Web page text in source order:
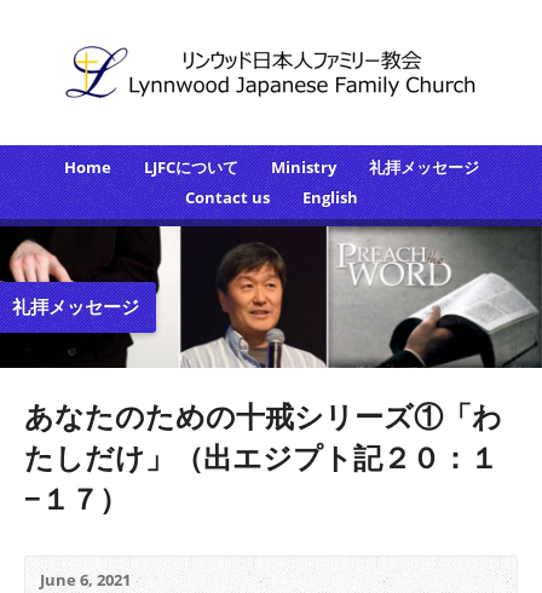
Home LJFCについて Ministry
礼拝メッセージ
Contact us
English
礼拝メッセージ
あなたのための十戒シリーズ①「わ
たしだけ」（出エジプト記２０：１
−１７）
June 6, 2021